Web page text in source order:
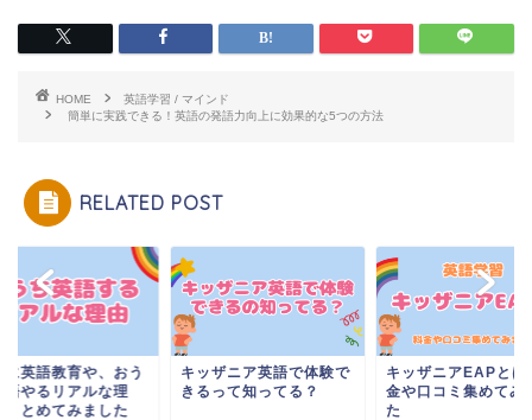
HOME
英語学習 / マインド
簡単に実践できる！英語の発語力向上に効果的な5つの方法
RELATED POST
に英語教育や、おう
語やるリアルな理
とめてみました
キッザニア英語で体験で
きるって知ってる？
キッザニアEAPとは
金や口コミ集めてみ
た